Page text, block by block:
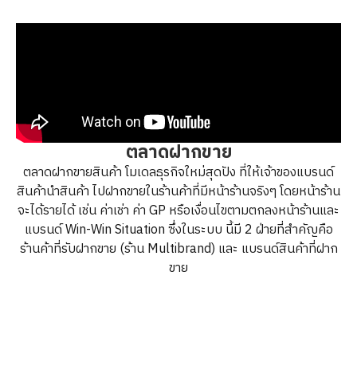
ตลาดฝากขาย
ตลาดฝากขายสินค้า โมเดลธุรกิจใหม่สุดปัง ที่ให้เจ้าของแบรนด์
สินค้านำสินค้า ไปฝากขายในร้านค้าที่มีหน้าร้านจริงๆ โดยหน้าร้าน
จะได้รายได้ เช่น ค่าเช่า ค่า GP หรือเงื่อนไขตามตกลงหน้าร้านและ
แบรนด์ Win-Win Situation ซึ่งในระบบ นี้มี 2 ฝ่ายที่สำคัญคือ
ร้านค้าที่รับฝากขาย (ร้าน Multibrand) และ แบรนด์สินค้าที่ฝาก
ขาย